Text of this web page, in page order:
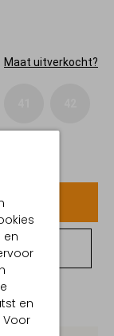
en
en
Maat uitverkocht?